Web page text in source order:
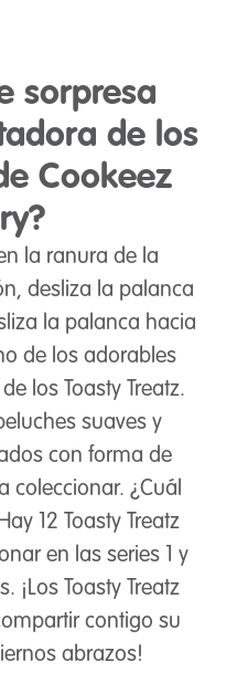
sorpresa
de los
Cookeez
la ranura de la
desliza la palanca
la palanca hacia
de los adorables
los Toasty Treatz.
suaves y
con forma de
coleccionar. ¿Cuál
12 Toasty Treatz
en las series 1 y
¡Los Toasty Treatz
contigo su
abrazos!